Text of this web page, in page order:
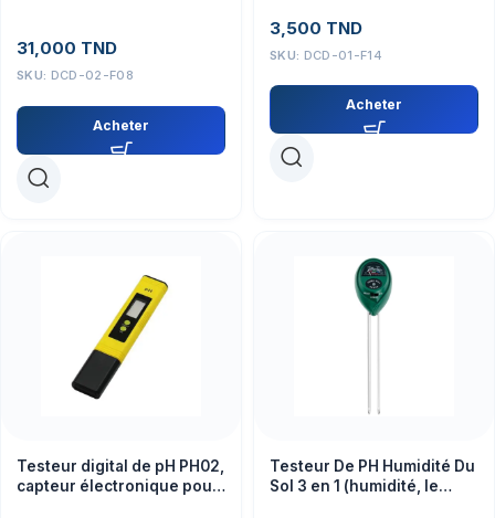
31,000 TND
SKU: DCD-02-F08
Acheter
3,500 TND
SKU: DCD-01-F14
Acheter
Testeur digital de pH PH02,
capteur électronique pour
Testeur De PH Humidité Du
Sol 3 en 1 (humidité, le